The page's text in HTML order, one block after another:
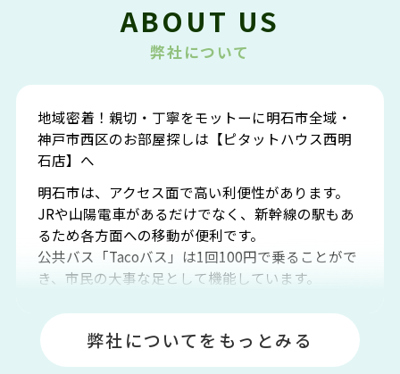
ABOUT US
弊社について
地域密着！親切・丁寧をモットーに明石市全域・
神戸市西区のお部屋探しは【ピタットハウス西明
石店】へ
明石市は、アクセス面で高い利便性があります。
JRや山陽電車があるだけでなく、新幹線の駅もあ
るため各方面への移動が便利です。
公共バス「Tacoバス」は1回100円で乗ることがで
き、市民の大事な足として機能しています。
場や釣りスポットが多くあります。JR「大久保
駅」周辺には、ビブレ・イオンをはじめとした買
い物施設も多くあり、買い物にも困りません。
弊社についてをもっとみる